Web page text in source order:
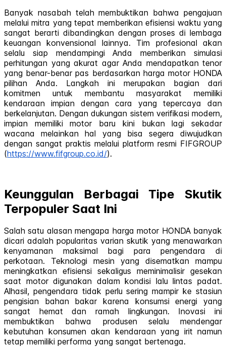
Banyak nasabah telah membuktikan bahwa pengajuan
melalui mitra yang tepat memberikan efisiensi waktu yang
sangat berarti dibandingkan dengan proses di lembaga
keuangan konvensional lainnya. Tim profesional akan
selalu siap mendampingi Anda memberikan simulasi
perhitungan yang akurat agar Anda mendapatkan tenor
yang benar-benar pas berdasarkan harga motor HONDA
pilihan Anda. Langkah ini merupakan bagian dari
komitmen untuk membantu masyarakat memiliki
kendaraan impian dengan cara yang tepercaya dan
berkelanjutan. Dengan dukungan sistem verifikasi modern,
impian memiliki motor baru kini bukan lagi sekadar
wacana melainkan hal yang bisa segera diwujudkan
dengan sangat praktis melalui platform resmi FIFGROUP
(https://www.fifgroup.co.id/).
Keunggulan Berbagai Tipe Skutik
Terpopuler Saat Ini
Salah satu alasan mengapa harga motor HONDA banyak
dicari adalah popularitas varian skutik yang menawarkan
kenyamanan maksimal bagi para pengendara di
perkotaan. Teknologi mesin yang disematkan mampu
meningkatkan efisiensi sekaligus meminimalisir gesekan
saat motor digunakan dalam kondisi lalu lintas padat.
Alhasil, pengendara tidak perlu sering mampir ke stasiun
pengisian bahan bakar karena konsumsi energi yang
sangat hemat dan ramah lingkungan. Inovasi ini
membuktikan bahwa produsen selalu mendengar
kebutuhan konsumen akan kendaraan yang irit namun
tetap memiliki performa yang sangat bertenaga.